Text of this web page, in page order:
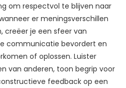
om respectvol te blijven naar
er meningsverschillen
creëer je een sfeer van
communicatie bevordert en
of oplossen. Luister
van anderen, toon begrip voor
feedback op een